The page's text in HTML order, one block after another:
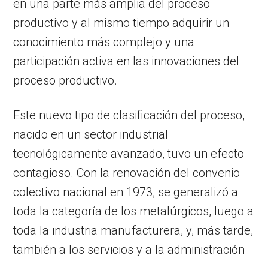
en una parte más amplia del proceso
productivo y al mismo tiempo adquirir un
conocimiento más complejo y una
participación activa en las innovaciones del
proceso productivo.
Este nuevo tipo de clasificación del proceso,
nacido en un sector industrial
tecnológicamente avanzado, tuvo un efecto
contagioso. Con la renovación del convenio
colectivo nacional en 1973, se generalizó a
toda la categoría de los metalúrgicos, luego a
toda la industria manufacturera, y, más tarde,
también a los servicios y a la administración